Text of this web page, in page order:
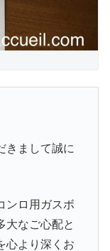
きまして誠に
ンロ用ガスボ
大なご心配と
心より深くお